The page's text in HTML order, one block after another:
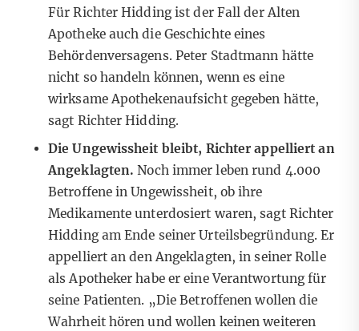
Für Richter Hidding ist der Fall der Alten
Apotheke auch die Geschichte eines
Behördenversagens. Peter Stadtmann hätte
nicht so handeln können, wenn es eine
wirksame Apothekenaufsicht gegeben hätte,
sagt Richter Hidding.
Die Ungewissheit bleibt, Richter appelliert an
Angeklagten. Noch immer leben rund 4.000
Betroffene in Ungewissheit, ob ihre
Medikamente unterdosiert waren, sagt Richter
Hidding am Ende seiner Urteilsbegründung. Er
appelliert an den Angeklagten, in seiner Rolle
als Apotheker habe er eine Verantwortung für
seine Patienten. „Die Betroffenen wollen die
Wahrheit hören und wollen keinen weiteren